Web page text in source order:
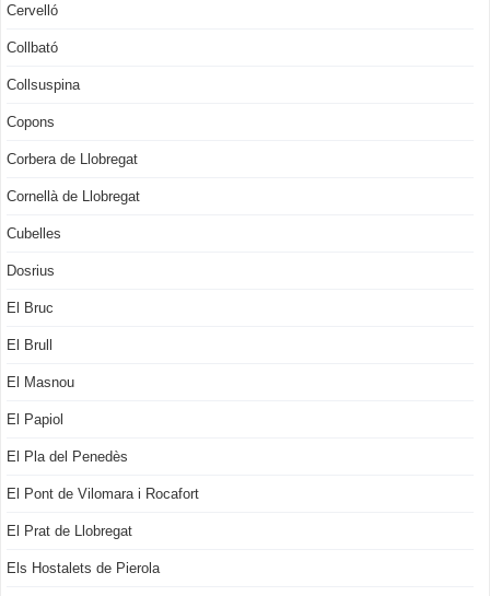
Cervelló
Collbató
Collsuspina
Copons
Corbera de Llobregat
Cornellà de Llobregat
Cubelles
Dosrius
El Bruc
El Brull
El Masnou
El Papiol
El Pla del Penedès
El Pont de Vilomara i Rocafort
El Prat de Llobregat
Els Hostalets de Pierola